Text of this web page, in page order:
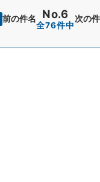
前の件名 No.6
全76件中
次の